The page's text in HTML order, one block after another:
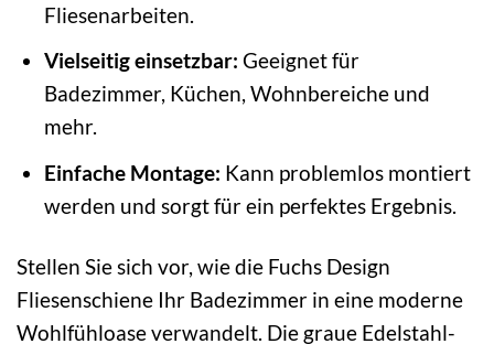
Fliesenarbeiten.
Vielseitig einsetzbar: Geeignet für
Badezimmer, Küchen, Wohnbereiche und
mehr.
Einfache Montage: Kann problemlos montiert
werden und sorgt für ein perfektes Ergebnis.
Stellen Sie sich vor, wie die Fuchs Design
Fliesenschiene Ihr Badezimmer in eine moderne
Wohlfühloase verwandelt. Die graue Edelstahl-